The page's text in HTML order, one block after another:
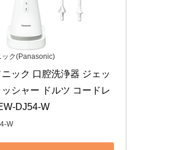
ック(Panasonic)
ック 口腔洗浄器 ジェッ
ッシャー ドルツ コードレ
DJ54-W
W